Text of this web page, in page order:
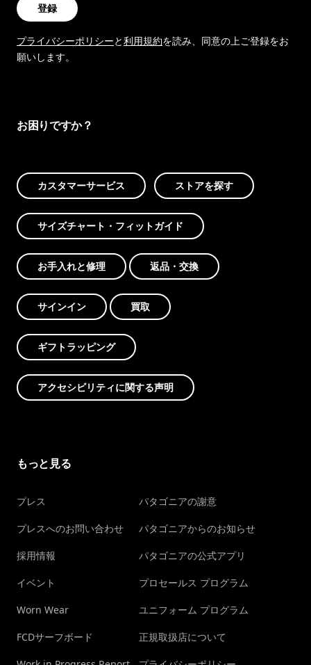
登録
プライバシーポリシーと利用規約を読み、同意の上ご登録をお
願いします。
お困りですか？
カスタマーサービス ストアを探す
サイズチャート・フィットガイド
お手入れと修理 返品・交換
サインイン 買取
ギフトラッピング
アクセシビリティに関する声明
もっと見る
プレス
プレスへのお問い合わせ
採用情報
イベント
Worn Wear
FCDサーフボード
パタゴニアの謝意
パタゴニアからのお知らせ
パタゴニアの公式アプリ
プロセールス プログラム
ユニフォーム プログラム
正規取扱店について